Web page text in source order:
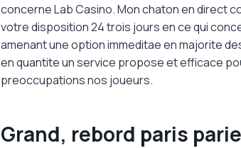
concerne Lab Casino. Mon chaton en direct
votre disposition 24 trois jours en ce qui
amenant une option immeditae en majorite
en quantite un service propose et efficace
preoccupations nos joueurs.
Grand, rebord paris